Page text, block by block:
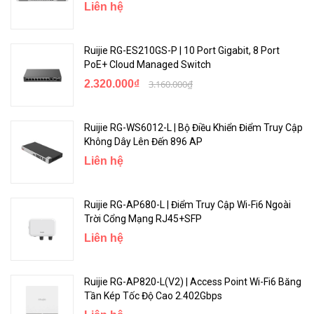
dùng có thể xem trạng thái mạng, sửa đổi cấu hình và khắc phục
Thông số kỹ thuật của sản phẩm :
Layer 2+ Smart Managed Switch 24 Cổng
24 cổng 10/100/1000BASE-T.
4 cổng SFP+ 10Gbps BASE-X.
Liên hệ
Ruijie RG-ES210GS-P | 10 Port Gigabit, 8 Port
PoE+ Cloud Managed Switch
2.320.000₫ 3.160.000₫
Ruijie RG-WS6012-L | Bộ Điều Khiển Điểm Truy Cập
Không Dây Lên Đến 896 AP
Liên hệ
Ruijie RG-AP680-L | Điểm Truy Cập Wi-Fi6 Ngoài
Trời Cổng Mạng RJ45+SFP
Liên hệ
Ruijie RG-AP820-L(V2) | Access Point Wi-Fi6 Băng
Tần Kép Tốc Độ Cao 2.402Gbps